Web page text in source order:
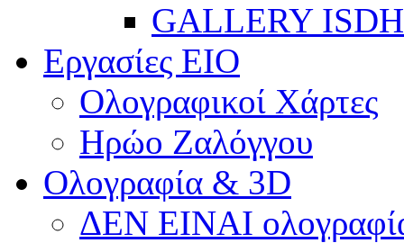
GALLERY
Εργασίες ΕΙΟ
Ολογραφικοί Χάρτες
Ηρώο Ζαλόγγου
Ολογραφία & 3D
ΔΕΝ ΕΙΝΑΙ